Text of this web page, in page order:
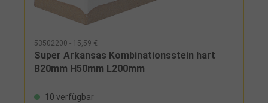
53502200 - 15,59 €
Super Arkansas Kombinationsstein hart
B20mm H50mm L200mm
10 verfügbar